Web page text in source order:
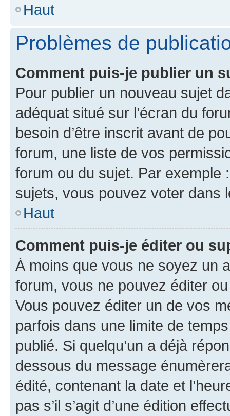
Haut
Problèmes de
Comment puis-je publier un
Pour publier un nouveau sujet
adéquat situé sur l’écran du
besoin d’être inscrit avant de
forum, une liste de vos
forum ou du sujet. Par exemple
sujets, vous pouvez voter dans
Haut
Comment puis-je éditer ou
À moins que vous ne soyez un
forum, vous ne pouvez éditer
Vous pouvez éditer un de vos
parfois dans une limite de
publié. Si quelqu’un a déjà
dessous du message
édité, contenant la date et
pas s’il s’agit d’une édition